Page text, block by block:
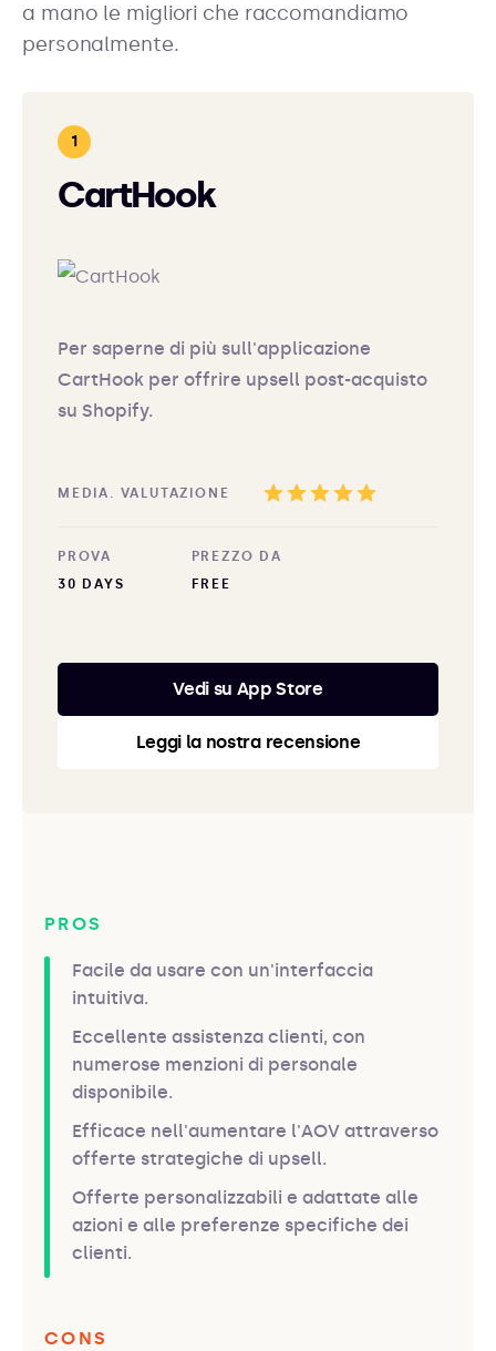
a mano le migliori che raccomandiamo
personalmente.
CartHook
Per saperne di più sull'applicazione
CartHook per offrire upsell post-acquisto
su Shopify.
MEDIA. VALUTAZIONE
PROVA
30 DAYS
PREZZO DA
FREE
Vedi su App Store
Leggi la nostra recensione
PROS
Facile da usare con un'interfaccia
intuitiva.
Eccellente assistenza clienti, con
numerose menzioni di personale
disponibile.
Efficace nell'aumentare l'AOV attraverso
offerte strategiche di upsell.
Offerte personalizzabili e adattate alle
azioni e alle preferenze specifiche dei
clienti.
CONS